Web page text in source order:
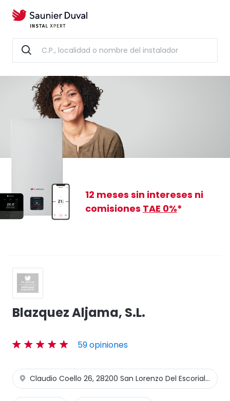
Blazquez Aljama, S.L.
59 opiniones
Claudio Coello 26, 28200 San Lorenzo Del Escorial - Madrid
12 meses sin intereses ni
comisiones TAE 0%*